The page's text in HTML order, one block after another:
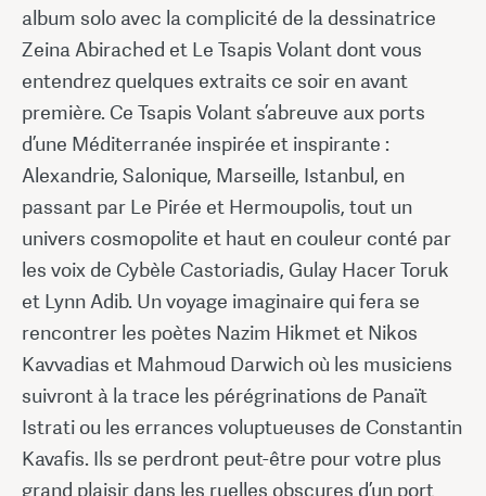
album solo avec la complicité de la dessinatrice
Zeina Abirached et Le Tsapis Volant dont vous
entendrez quelques extraits ce soir en avant
première. Ce Tsapis Volant s’abreuve aux ports
d’une Méditerranée inspirée et inspirante :
Alexandrie, Salonique, Marseille, Istanbul, en
passant par Le Pirée et Hermoupolis, tout un
univers cosmopolite et haut en couleur conté par
les voix de Cybèle Castoriadis, Gulay Hacer Toruk
et Lynn Adib. Un voyage imaginaire qui fera se
rencontrer les poètes Nazim Hikmet et Nikos
Kavvadias et Mahmoud Darwich où les musiciens
suivront à la trace les pérégrinations de Panaït
Istrati ou les errances voluptueuses de Constantin
Kavafis. Ils se perdront peut-être pour votre plus
grand plaisir dans les ruelles obscures d’un port